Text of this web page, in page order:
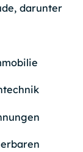
darunter